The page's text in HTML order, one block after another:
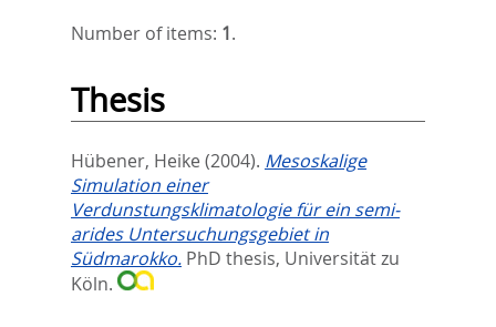
Number of items: 1.
Thesis
Hübener, Heike (2004). Mesoskalige
Simulation einer
Verdunstungsklimatologie für ein semi-
arides Untersuchungsgebiet in
Südmarokko. PhD thesis, Universität zu
Köln.